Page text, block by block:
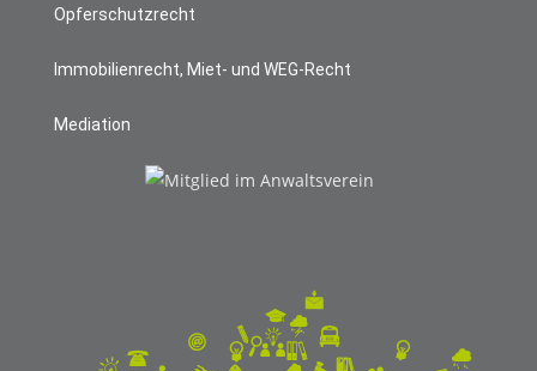
Opferschutzrecht
Immobilienrecht, Miet- und WEG-Recht
Mediation